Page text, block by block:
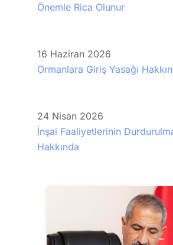
Önemle Rica Olunur
16 Haziran 2026
Ormanlara Giriş Yasağı
24 Nisan 2026
İnşai Faaliyetlerinin
Hakkında